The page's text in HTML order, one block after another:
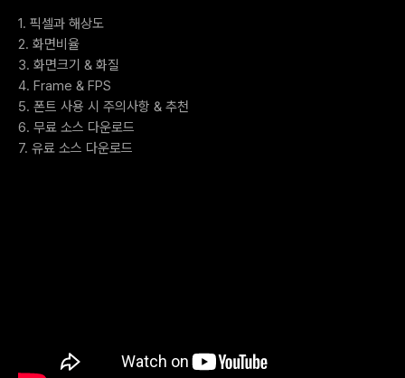
1. 픽셀과 해상도
2. 화면비율
3. 화면크기 & 화질
4. Frame & FPS
5. 폰트 사용 시 주의사항 & 추천
6. 무료 소스 다운로드
7. 유료 소스 다운로드